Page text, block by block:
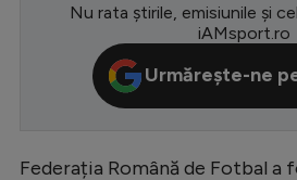
Champions League
Conference League
Premier League
Nu rata știrile, emisiunile și
iAMsport.ro
Urmărește-ne
Federația Română de Fotbal a